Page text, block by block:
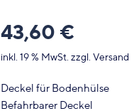
43,60 €
inkl. 19 % MwSt. zzgl. Versand
Deckel für Bodenhülse
Befahrbarer Deckel